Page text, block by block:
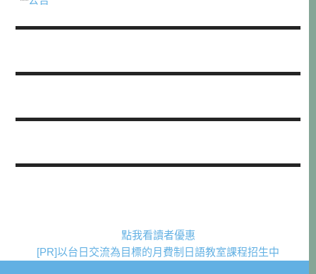
點我看讀者優惠
[PR]以台日交流為目標的月費制日語教室課程招生中